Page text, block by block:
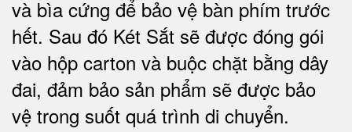
và bìa cứng để bảo vệ bàn phím trước
hết. Sau đó Két Sắt sẽ được đóng gói
vào hộp carton và buộc chặt bằng dây
đai, đảm bảo sản phẩm sẽ được bảo
vệ trong suốt quá trình di chuyển.